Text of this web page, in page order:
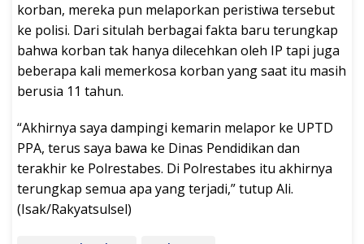
korban, mereka pun melaporkan peristiwa tersebut
ke polisi. Dari situlah berbagai fakta baru terungkap
bahwa korban tak hanya dilecehkan oleh IP tapi juga
beberapa kali memerkosa korban yang saat itu masih
berusia 11 tahun.
“Akhirnya saya dampingi kemarin melapor ke UPTD
PPA, terus saya bawa ke Dinas Pendidikan dan
terakhir ke Polrestabes. Di Polrestabes itu akhirnya
terungkap semua apa yang terjadi,” tutup Ali.
(Isak/Rakyatsulsel)